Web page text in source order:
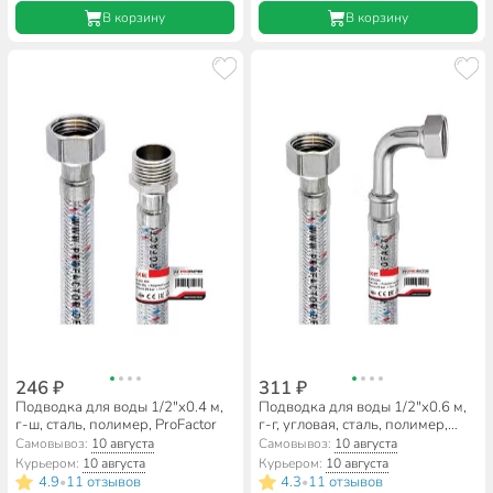
В корзину В корзину
246 ₽
Подводка для воды 1/2"х0.4 м,
г-ш, сталь, полимер, ProFactor
Самовывоз: 10 августа
Курьером: 10 августа
4.9•11 отзывов
311 ₽
Подводка для воды 1/2"х0.6 м,
г-г, угловая, сталь, полимер,
ProFactor
Самовывоз: 10 августа
Курьером: 10 августа
4.3•11 отзывов